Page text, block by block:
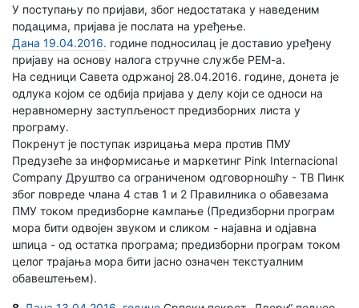
У поступању по пријави, због недостатака у наведеним
подацима, пријава је послата на уређење.
Дана 19.04.2016. године подносилац је доставио уређену
пријаву на основу налога стручне службе РЕМ-а.
На седници Савета одржаној 28.04.2016. године, донета је
одлука којом се одбија пријава у делу који се односи на
неравномерну заступљеност предизборних листа у
програму.
Покренут је поступак изрицања мера против ПМУ
Предузеће за информисање и маркетинг Pink Internacional
Company Друштво са ограниченом одговорношћу - ТВ Пинк
због повреде члана 4 став 1 и 2 Правилника о обавезама
ПМУ током предизборне кампање (Предизборни програм
мора бити одвојен звуком и сликом - најавна и одјавна
шпица - од остатка програма; предизборни програм током
целог трајања мора бити јасно означен текстуалним
обавештењем).